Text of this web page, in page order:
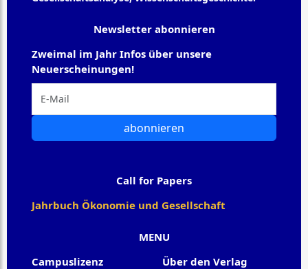
MENU
Campuslizenz
Über den Verlag
Newsletter abonnieren
Zweimal im Jahr Infos über unsere
Neuerscheinungen!
abonnieren
Call for Papers
Jahrbuch Ökonomie und Gesellschaft